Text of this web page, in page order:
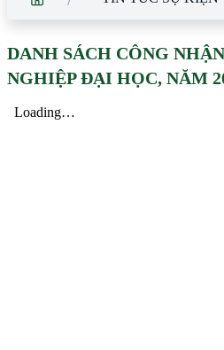
DANH SÁCH CÔNG
NGHIỆP ĐẠI HỌC, NĂM